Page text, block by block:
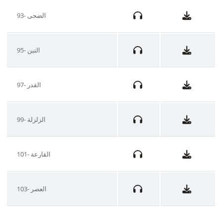
93- الضحى
95- التين
97- القدر
99- الزلزلة
101- القارعة
103- العصر